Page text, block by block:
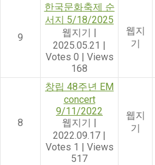
9
한국문화축제 순
서지 5/18/2025
웹지기 |
2025.05.21 |
Votes 0 | Views
168
웹지
기
8
창립 48주년 EM
concert
9/11/2022
웹지기 |
2022.09.17 |
Votes 1 | Views
517
웹지
기